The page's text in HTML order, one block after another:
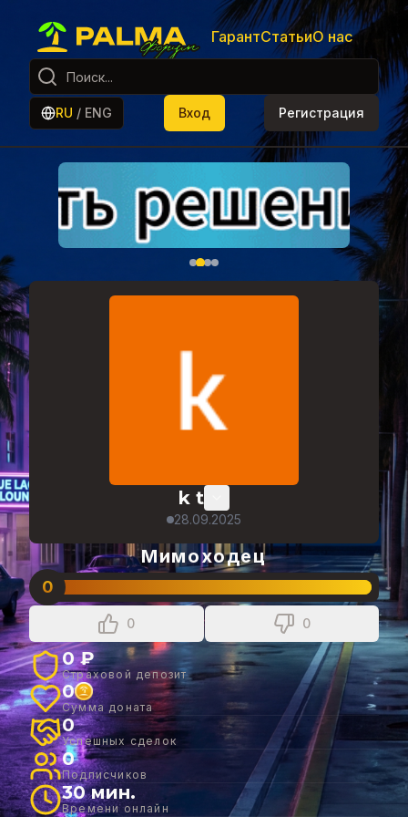
ГарантСтатьиО нас
RU / ENG Вход Регистрация
k t
28.09.2025
Мимоходец
0
0 0
0 ₽
Страховой депозит
0
Сумма доната
0
Успешных сделок
0
Подписчиков
30 мин.
Времени онлайн